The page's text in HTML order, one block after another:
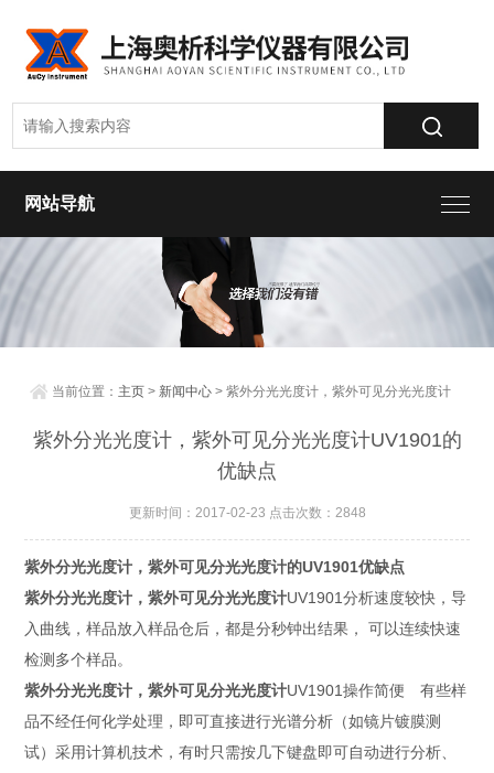
网站导航
当前位置： 主页 > 新闻中心 > 紫外分光光度计，紫外可见分光光度计
UV1901的优缺点
紫外分光光度计，紫外可见分光光度计UV1901的
优缺点
更新时间：2017-02-23 点击次数：2848
紫外分光光度计，紫外可见分光光度计的UV1901优缺点
紫外分光光度计，紫外可见分光光度计UV1901分析速度较快，导
入曲线，样品放入样品仓后，都是分秒钟出结果， 可以连续快速
检测多个样品。
紫外分光光度计，紫外可见分光光度计UV1901操作简便 有些样
品不经任何化学处理，即可直接进行光谱分析（如镜片镀膜测
试）采用计算机技术，有时只需按几下键盘即可自动进行分析、